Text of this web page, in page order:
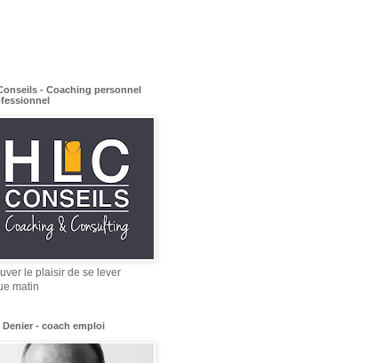
- Coaching personnel
le plaisir de se lever
matin
Denier - coach emploi